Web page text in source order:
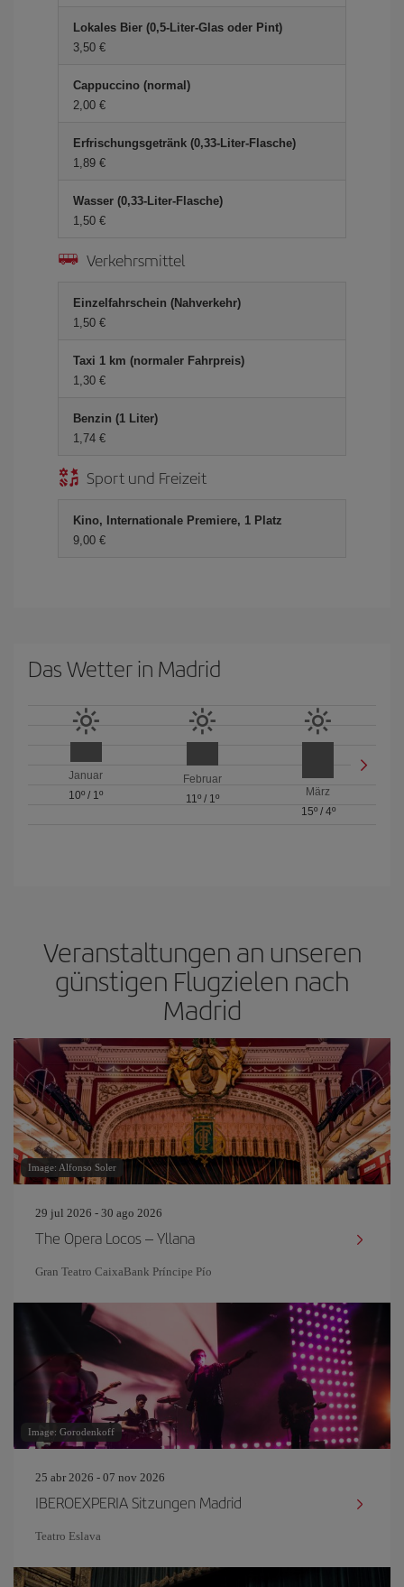
Lokales Bier (0,5-Liter-Glas oder Pint)
3,50 €
Cappuccino (normal)
2,00 €
Erfrischungsgetränk (0,33-Liter-Flasche)
1,89 €
Wasser (0,33-Liter-Flasche)
1,50 €
Verkehrsmittel
Einzelfahrschein (Nahverkehr)
1,50 €
Taxi 1 km (normaler Fahrpreis)
1,30 €
Benzin (1 Liter)
1,74 €
Sport und Freizeit
Kino, Internationale Premiere, 1 Platz
9,00 €
Das Wetter in Madrid
Januar
10º / 1º
Februar
11º/ 1º
März
15º/ 4º
Veranstaltungen an unseren
günstigen Flugzielen nach
Madrid
Image: Alfonso Soler
29 jul 2026 - 30 ago 2026
The Opera Locos – Yllana
Gran Teatro CaixaBank Príncipe Pío
Image: Gorodenkoff
25 abr 2026 - 07 nov 2026
IBEROEXPERIA Sitzungen Madrid
Teatro Eslava